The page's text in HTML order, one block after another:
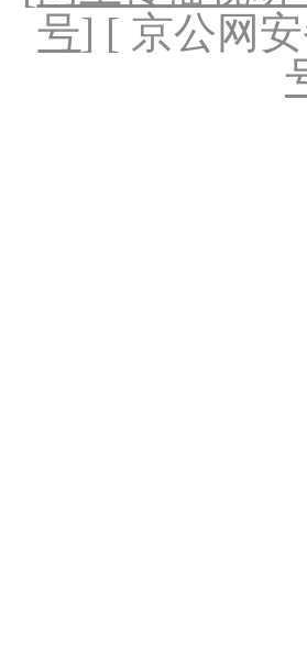
号] [ 京公网